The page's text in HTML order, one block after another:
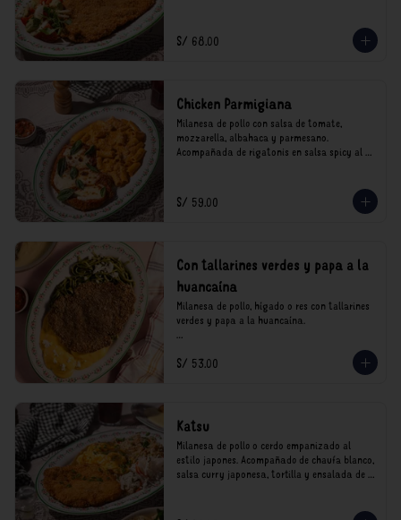
incluyen impuestos de ley y recargo al
consumo.
S/ 68.00
Chicken Parmigiana
Milanesa de pollo con salsa de tomate,
mozzarella, albahaca y parmesano.
Acompañada de rigatonis en salsa spicy al
*Nuestros precios están expresados en soles e
incluyen impuestos de ley y recargo al
S/ 59.00
Con tallarines verdes y papa a la
huancaína
Milanesa de pollo, hígado o res con tallarines
verdes y papa a la huancaína.
*Nuestros precios están expresados en soles e
incluyen impuestos de ley y recargo al
S/ 53.00
Katsu
Milanesa de pollo o cerdo empanizado al
estilo japones. Acompañado de chaufa blanco,
salsa curry japonesa, tortilla y ensalada de